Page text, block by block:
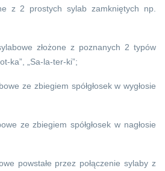
z 2 prostych sylab zamkniętych np.
złożone z poznanych 2 typów
ka”, „Sa-la-ter-ki”;
ze zbiegiem spółgłosek w wygłosie
ze zbiegiem spółgłosek w nagłosie
powstałe przez połączenie sylaby z